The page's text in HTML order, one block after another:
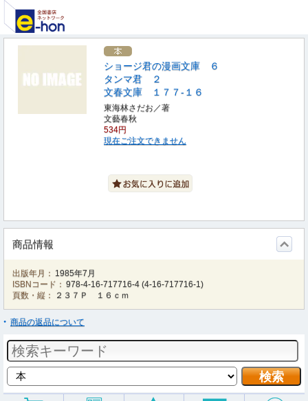
ショージ君の漫画文庫 ６
タンマ君 ２
文春文庫 １７７‐１６
東海林さだお／著
文藝春秋
534円
現在ご注文できません
商品情報
出版年月： 1985年7月
ISBNコード： 978-4-16-717716-4 (4-16-717716-1)
頁数・縦：
２３７Ｐ １６ｃｍ
商品の返品について